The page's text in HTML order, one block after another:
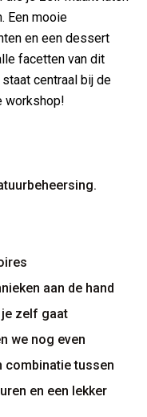
Een mooie
en een dessert
facetten van dit
centraal bij de
workshop!
aan de hand
je zelf gaat
we nog even
combinatie tussen
en een lekker